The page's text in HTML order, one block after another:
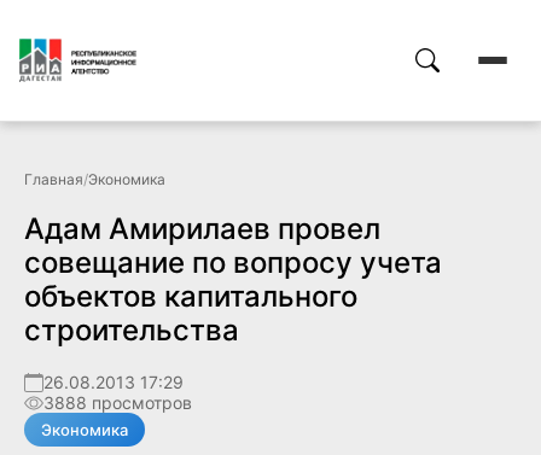
Главная/Экономика
Адам Амирилаев провел
совещание по вопросу учета
объектов капитального
строительства
26.08.2013 17:29
3888 просмотров
Экономика